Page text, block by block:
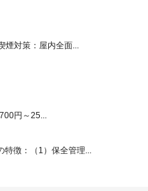
対策：屋内全面...
円～25...
徴：（1）保全管理...